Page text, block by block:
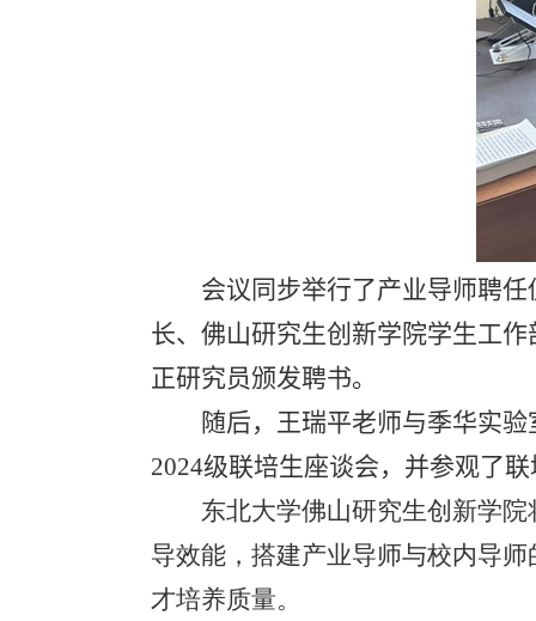
会议同步举行了产业导师聘
长、佛山研究生创新学院学生工
正研究员颁发聘书。
随后，王瑞平老师与季华实
2024级联培生座谈会，并参观了
东北大学佛山研究生创新学
导效能，搭建产业导师与校内导
才培养质量。